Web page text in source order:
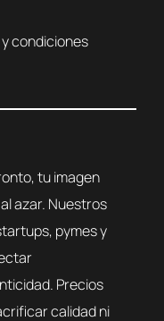
condiciones
tu imagen
azar. Nuestros
pymes y
Precios
calidad ni